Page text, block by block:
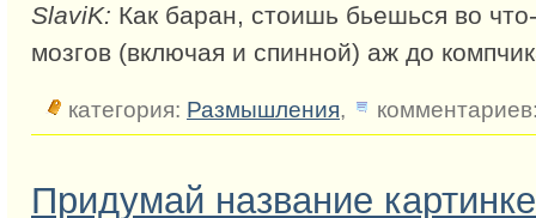
SlaviK: Как баран, стоишь бьешься во
мозгов (включая и спинной) аж до
категория: Размышления,
Придумай название картинке